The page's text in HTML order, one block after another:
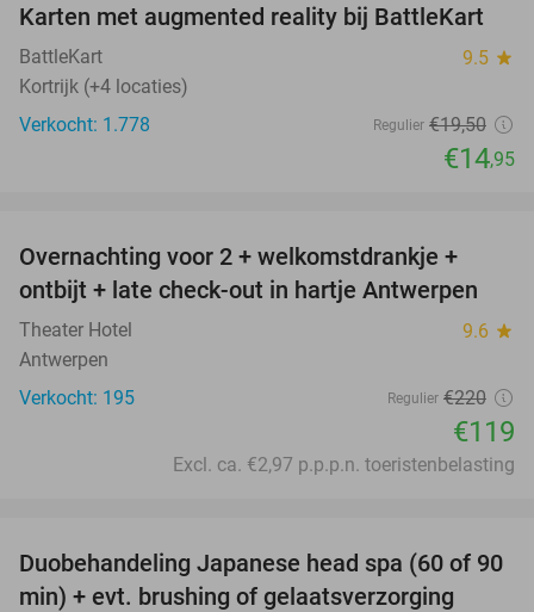
23%
Karten met augmented reality bij BattleKart
BattleKart 9.5 star
Kortrijk (+4 locaties)
Verkocht: 1.778
Regulier €19,50
€14,95
Overnachting voor 2 + welkomstdrankje +
ontbijt + late check-out in hartje Antwerpen
Theater Hotel 9.6 star
Antwerpen
Verkocht: 195
Regulier €220
€119
Excl. ca. €2,97 p.p.p.n. toeristenbelasting
44%
Duobehandeling Japanese head spa (60 of 90
min) + evt. brushing of gelaatsverzorging